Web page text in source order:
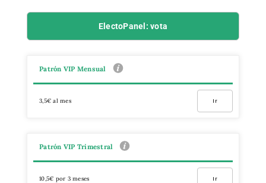
ElectoPanel: vota
Patrón VIP Mensual
3,5€ al mes Ir
Patrón VIP Trimestral
10,5€ por 3 meses Ir